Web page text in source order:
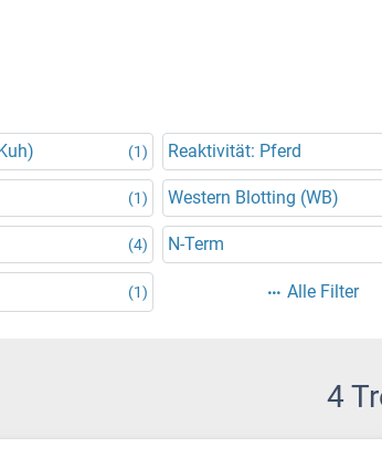
(1) Reaktivität: Pferd
(1) Western Blotting (WB)
(4) N-Term
(1) Alle Filter
4